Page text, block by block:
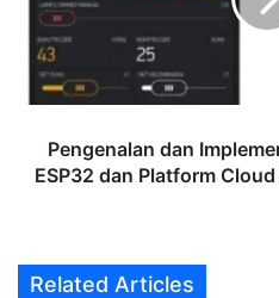
dengan
ESP32
dan
Platform
(Blynk/Web
Dashboard)
Pengenalan dan
ESP32 dan Platform
Related Articles